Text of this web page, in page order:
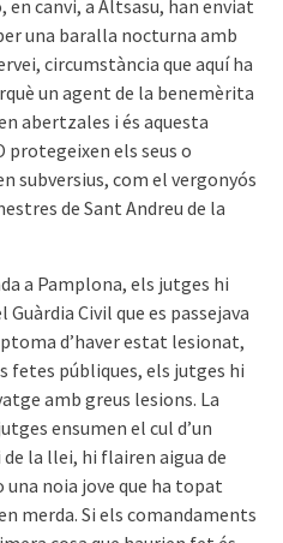
en canvi, a Altsasu, han enviat
una baralla nocturna amb
circumstància que aquí ha
un agent de la benemèrita
abertzales i és aquesta
protegeixen els seus o
subversius, com el vergonyós
de Sant Andreu de la
a Pamplona, els jutges hi
Civil que es passejava
d’haver estat lesionat,
fetes públiques, els jutges hi
amb greus lesions. La
ensumen el cul d’un
la llei, hi flairen aigua de
una noia jove que ha topat
merda. Si els comandaments